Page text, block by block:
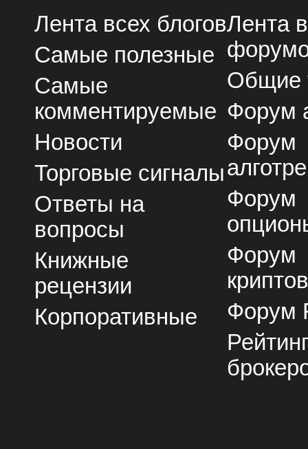
Лента всех блогов
Самые полезные
Самые
комментируемые
Новости
Торговые сигналы
Ответы на
вопросы
Книжные
рецензии
Корпоративные
Лента
Общие
Форум
Форум
Форум
Форум
Форум